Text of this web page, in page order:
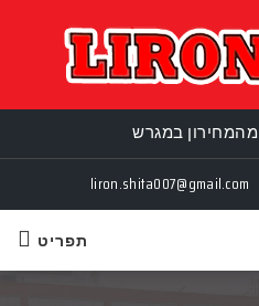
מהמחירון במגרש
liron.shita007@gmail.com
תפריט